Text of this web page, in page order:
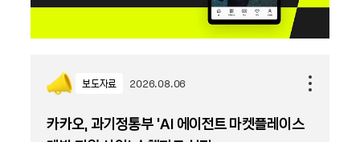
보도자료 2026.08.06
카카오, 과기정통부 ‘AI 에이전트 마켓플레이스